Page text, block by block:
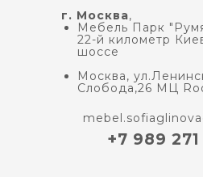
г. Москва,
Мебель Парк
22-й километр
шоссе
Москва,
Слобода,26 МЦ
+7 989